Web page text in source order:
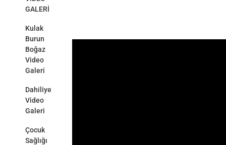
GALERİ
Kulak
Burun
Boğaz
Video
Galeri
Dahiliye
Video
Galeri
Çocuk
Sağlığı